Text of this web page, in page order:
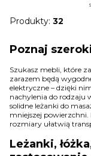
Produkty: 32
Poznaj
Szukasz mebli, które
zarazem będą
elektryczne – dzięki
nachylenia do rodzaju
solidne leżanki do
mniejszej
rozmiary ułatwią
Leżanki,